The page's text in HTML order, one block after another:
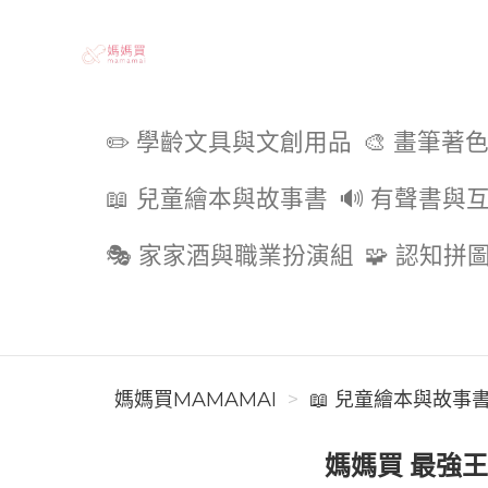
✏️ 學齡文具與文創用品 🎨 畫筆著
📖 兒童繪本與故事書 🔊 有聲書與
🎭 家家酒與職業扮演組 🧩 認知拼
媽媽買MAMAMAI 📖 兒童繪本與故事
媽媽買 最強